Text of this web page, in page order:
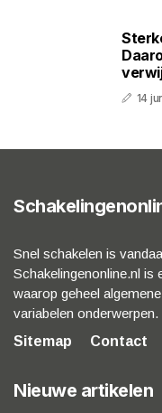
14
Snel schakelen is
Schakelingenonline.nl is
waarop geheel
variabelen onderwerpen.
Sitemap
Contact
Nieuwe artikelen